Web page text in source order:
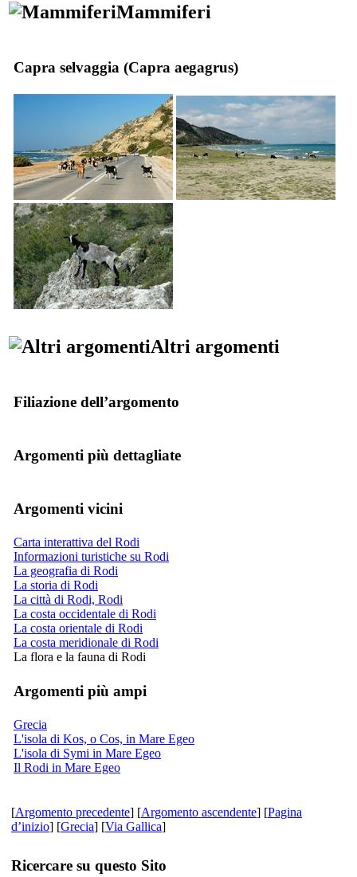
Mammiferi
Capra selvaggia (Capra aegagrus)
Altri argomenti
Filiazione dell’argomento
Argomenti più dettagliate
Argomenti vicini
Carta interattiva del Rodi
Informazioni turistiche su Rodi
La geografia di Rodi
La storia di Rodi
La città di Rodi, Rodi
La costa occidentale di Rodi
La costa orientale di Rodi
La costa meridionale di Rodi
La flora e la fauna di Rodi
Argomenti più ampi
Grecia
L'isola di Kos, o Cos, in Mare Egeo
L'isola di Symi in Mare Egeo
Il Rodi in Mare Egeo
[Argomento precedente] [Argomento ascendente] [Pagina
d’inizio] [Grecia] [Via Gallica]
Ricercare su questo Sito